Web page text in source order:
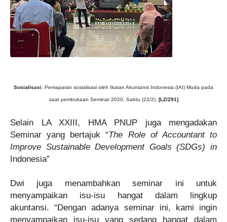
Sosialisasi . Pemaparan sosialisasi oleh Ikatan Akuntansi Indonesia (IAI) Muda pada
saat pembukaan Seminar 2020, Sabtu (22/2). [LZ/291]
Selain LA XXIII, HMA PNUP juga mengadakan
Seminar yang bertajuk“The Role of Accountant to
Improve Sustainable Development Goals (SDGs) in
Indonesia”
Dwi juga menambahkan seminar ini untuk
menyampaikan isu-isu hangat dalam lingkup
akuntansi. “Dengan adanya seminar ini, kami ingin
menyampaikan isu-isu yang sedang hangat dalam